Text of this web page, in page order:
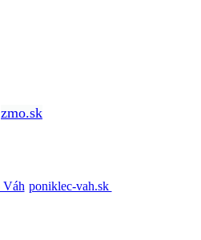
zmo.sk
poniklec-vah.sk